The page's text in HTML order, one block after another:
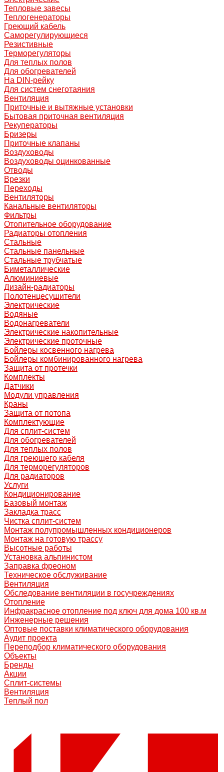
Тепловые завесы
Теплогенераторы
Греющий кабель
Саморегулирующиеся
Резистивные
Терморегуляторы
Для теплых полов
Для обогревателей
На DIN-рейку
Для систем снеготаяния
Вентиляция
Приточные и вытяжные установки
Бытовая приточная вентиляция
Рекуператоры
Бризеры
Приточные клапаны
Воздуховоды
Воздуховоды оцинкованные
Отводы
Врезки
Переходы
Вентиляторы
Канальные вентиляторы
Фильтры
Отопительное оборудование
Радиаторы отопления
Стальные
Стальные панельные
Стальные трубчатые
Биметаллические
Алюминиевые
Дизайн-радиаторы
Полотенцесушители
Электрические
Водяные
Водонагреватели
Электрические накопительные
Электрические проточные
Бойлеры косвенного нагрева
Бойлеры комбинированного нагрева
Защита от протечки
Комплекты
Датчики
Модули управления
Краны
Защита от потопа
Комплектующие
Для сплит-систем
Для обогревателей
Для теплых полов
Для греющего кабеля
Для терморегуляторов
Для радиаторов
Услуги
Кондиционирование
Базовый монтаж
Закладка трасс
Чистка сплит-систем
Монтаж полупромышленных кондиционеров
Монтаж на готовую трассу
Высотные работы
Установка альпинистом
Заправка фреоном
Техническое обслуживание
Вентиляция
Обследование вентиляции в госучреждениях
Отопление
Инфракрасное отопление под ключ для дома 100 кв.м
Инженерные решения
Оптовые поставки климатического оборудования
Аудит проекта
Переподбор климатического оборудования
Объекты
Бренды
Акции
Сплит-системы
Вентиляция
Теплый пол